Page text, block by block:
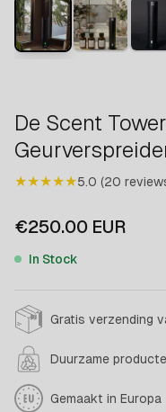
De Scent
★★★★★5.0 (20
€250.00 EUR
In Stock
Gratis verzending
Duurzame
Gemaakt in Europa